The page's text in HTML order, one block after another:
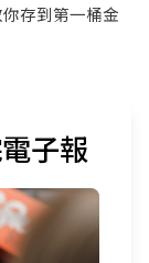
存到第一桶金
子報